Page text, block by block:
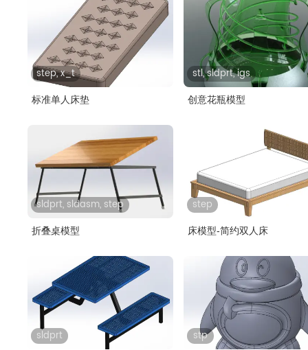
step, x_t
标准单人床垫
stl, sldprt, igs
创意花瓶模型
sldprt, sldasm, step
折叠桌模型
step
床模型-简约双人床
sldprt stp